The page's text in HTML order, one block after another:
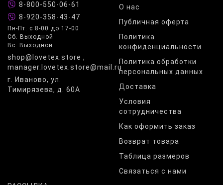
8-800-550-06-61
8-920-358-43-47
Пн-Пт. с 8-00 до 17-00
Сб. Выходной
Вс. Выходной
shop@lovetex.store ,
manager.lovetex.store@mail.ru
г. Иваново, ул.
Тимирязева, д. 60А
О нас
Публичная оферта
Политика
конфиденциальности
Политика обработки
персональных данных
Доставка
Условия
сотрудничества
Как оформить заказ
Возврат товара
Таблица размеров
Связаться с нами